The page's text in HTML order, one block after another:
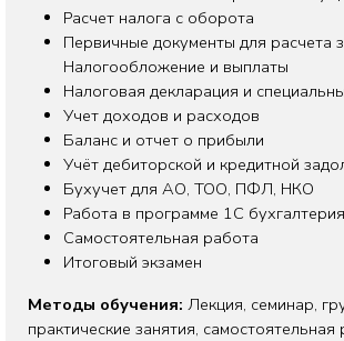
Расчет налога с оборота
Первичные документы для расчета
Налогообложение и выплаты
Налоговая декларация и
Учет доходов и расходов
Баланс и отчет о прибыли
Учёт дебиторской и кредитной
Бухучет для АО, ТОО, ПФЛ, НКО
Работа в программе 1С бухгалтерия
Самостоятельная работа
Итоговый экзамен
Методы обучения: Лекция, семинар,
практические занятия, самостоятельная